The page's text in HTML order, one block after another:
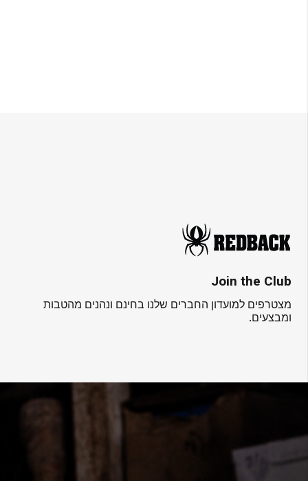
Join the Club
מצטרפים למועדון החברים שלנו בחינם ונהנים מהטבות
ומבצעים.